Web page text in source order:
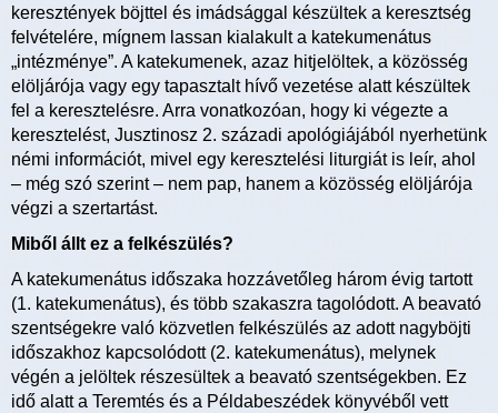
keresztények böjttel és imádsággal készültek a keresztség
felvételére, mígnem lassan kialakult a katekumenátus
„intézménye”. A katekumenek, azaz hitjelöltek, a közösség
elöljárója vagy egy tapasztalt hívő vezetése alatt készültek
fel a keresztelésre. Arra vonatkozóan, hogy ki végezte a
keresztelést, Jusztinosz 2. századi apológiájából nyerhetünk
némi információt, mivel egy keresztelési liturgiát is leír, ahol
– még szó szerint – nem pap, hanem a közösség elöljárója
végzi a szertartást.
Miből állt ez a felkészülés?
A katekumenátus időszaka hozzávetőleg három évig tartott
(1. katekumenátus), és több szakaszra tagolódott. A beavató
szentségekre való közvetlen felkészülés az adott nagyböjti
időszakhoz kapcsolódott (2. katekumenátus), melynek
végén a jelöltek részesültek a beavató szentségekben. Ez
idő alatt a Teremtés és a Példabeszédek könyvéből vett